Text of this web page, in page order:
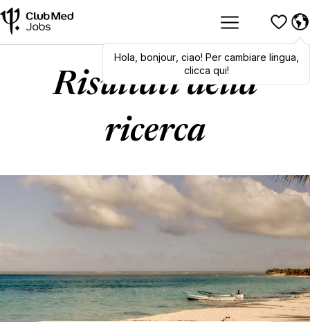
Hola,bonjour,ciao! To switch
languages, click here!
Hola bonjour, ciao! Per cambiare lingua,
clicca qui!
Risultati della
ricerca